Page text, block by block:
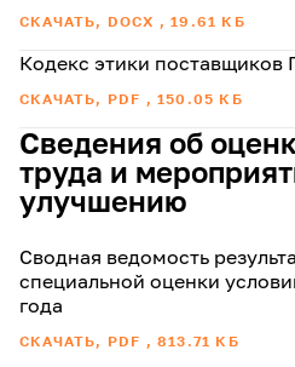
СКАЧАТЬ, DOCX , 19.61 КБ
Кодекс этики поставщиков
СКАЧАТЬ, PDF , 150.05 КБ
Сведения об
труда и
улучшению
Сводная ведомость
специальной оценки
года
СКАЧАТЬ, PDF , 813.71 КБ